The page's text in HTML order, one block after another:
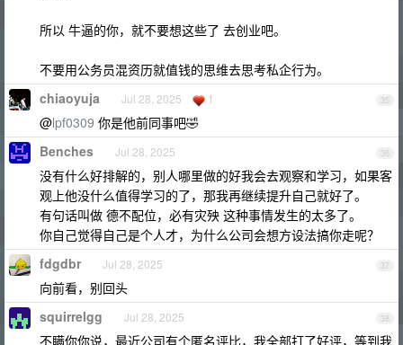
所以 牛逼的你，就不要想这些了 去创业吧。
不要用公务员混资历就值钱的思维去思考私企行为。
35
chiaoyuja Jul 28, 2025 1
@lpf0309 你是他前同事吧🤣
36
Benches Jul 28, 2025
没有什么好排解的，别人哪里做的好我会去观察和学习，如果客
观上他没什么值得学习的了，那我再继续提升自己就好了。
有句话叫做 德不配位，必有灾殃 这种事情发生的太多了。
你自己觉得自己是个人才，为什么公司会想方设法搞你走呢？
37
fdgdbr Jul 28, 2025
向前看，别回头
38
squirrelgg Jul 28, 2025
不瞒你你说，最近公司有个匿名评比，我全部打了好评，等到我